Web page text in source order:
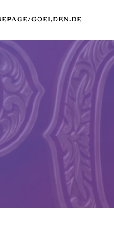
GOELDEN.DE